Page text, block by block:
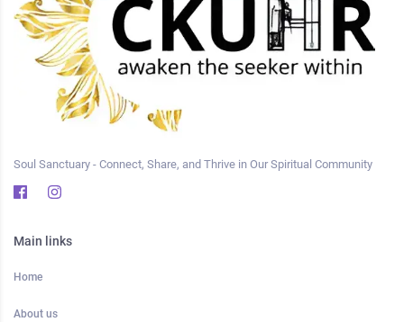
Soul Sanctuary - Connect, Share, and Thrive in Our Spiritual Community
Main links
Home
About us